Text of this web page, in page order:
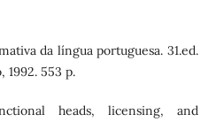
da língua portuguesa. 31.ed.
1992. 553 p.
heads, licensing, and